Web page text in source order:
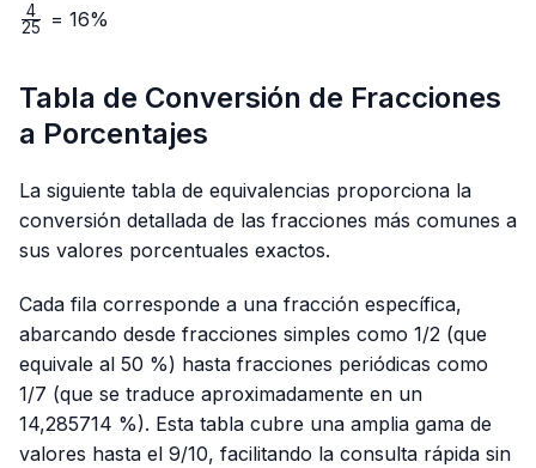
\frac{4}
25
4 = 16%
Tabla de Conversión de Fracciones
a Porcentajes
La siguiente tabla de equivalencias proporciona la
conversión detallada de las fracciones más comunes a
sus valores porcentuales exactos.
Cada fila corresponde a una fracción específica,
abarcando desde fracciones simples como 1/2 (que
equivale al 50 %) hasta fracciones periódicas como
1/7 (que se traduce aproximadamente en un
14,285714 %). Esta tabla cubre una amplia gama de
valores hasta el 9/10, facilitando la consulta rápida sin